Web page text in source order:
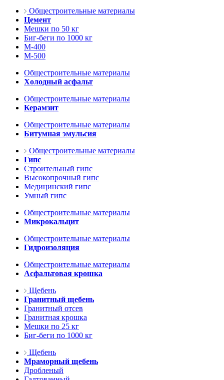
Общестроительные материалы
Цемент
Мешки по 50 кг
Биг-беги по 1000 кг
М-400
М-500
Общестроительные материалы
Холодный асфальт
Общестроительные материалы
Керамзит
Общестроительные материалы
Битумная эмульсия
Общестроительные материалы
Гипс
Строительный гипс
Высокопрочный гипс
Медицинский гипс
Умный гипс
Общестроительные материалы
Микрокальцит
Общестроительные материалы
Гидроизоляция
Общестроительные материалы
Асфальтовая крошка
Щебень
Гранитный щебень
Гранитный отсев
Гранитная крошка
Мешки по 25 кг
Биг-беги по 1000 кг
Щебень
Мраморный щебень
Дробленый